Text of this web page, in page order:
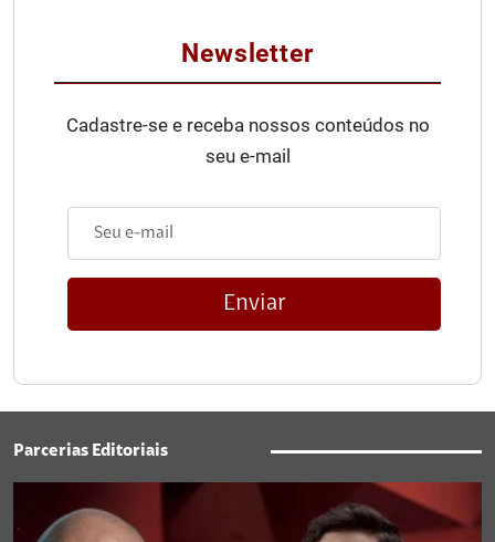
Newsletter
Cadastre-se e receba nossos conteúdos no
seu e-mail
Enviar
Parcerias Editoriais